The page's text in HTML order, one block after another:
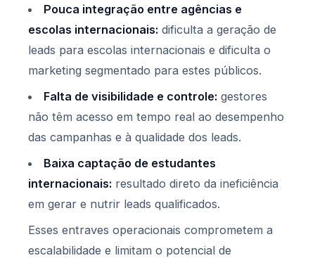
Pouca integração entre agências e
escolas internacionais: dificulta a geração de
leads para escolas internacionais e dificulta o
marketing segmentado para estes públicos.
Falta de visibilidade e controle: gestores
não têm acesso em tempo real ao desempenho
das campanhas e à qualidade dos leads.
Baixa captação de estudantes
internacionais: resultado direto da ineficiência
em gerar e nutrir leads qualificados.
Esses entraves operacionais comprometem a
escalabilidade e limitam o potencial de